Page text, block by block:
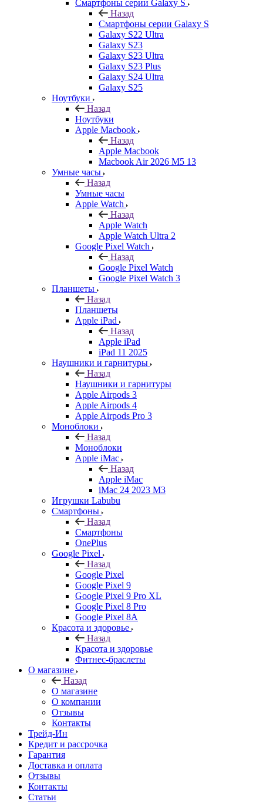
Смартфоны серии Galaxy S
Назад
Смартфоны серии Galaxy S
Galaxy S22 Ultra
Galaxy S23
Galaxy S23 Ultra
Galaxy S23 Plus
Galaxy S24 Ultra
Galaxy S25
Ноутбуки
Назад
Ноутбуки
Apple Macbook
Назад
Apple Macbook
Macbook Air 2026 M5 13
Умные часы
Назад
Умные часы
Apple Watch
Назад
Apple Watch
Apple Watch Ultra 2
Google Pixel Watch
Назад
Google Pixel Watch
Google Pixel Watch 3
Планшеты
Назад
Планшеты
Apple iPad
Назад
Apple iPad
iPad 11 2025
Наушники и гарнитуры
Назад
Наушники и гарнитуры
Apple Airpods 3
Apple Airpods 4
Apple Airpods Pro 3
Моноблоки
Назад
Моноблоки
Apple iMac
Назад
Apple iMac
iMac 24 2023 M3
Игрушки Labubu
Смартфоны
Назад
Смартфоны
OnePlus
Google Pixel
Назад
Google Pixel
Google Pixel 9
Google Pixel 9 Pro XL
Google Pixel 8 Pro
Google Pixel 8A
Красота и здоровье
Назад
Красота и здоровье
Фитнес-браслеты
О магазине
Назад
О магазине
О компании
Отзывы
Контакты
Трейд-Ин
Кредит и рассрочка
Гарантия
Доставка и оплата
Отзывы
Контакты
Статьи